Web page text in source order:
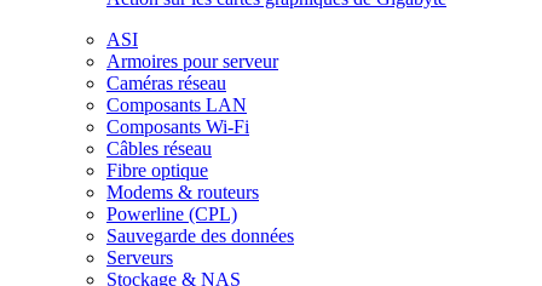
ASI
Armoires pour serveur
Caméras réseau
Composants LAN
Composants Wi-Fi
Câbles réseau
Fibre optique
Modems & routeurs
Powerline (CPL)
Sauvegarde des données
Serveurs
Stockage & NAS